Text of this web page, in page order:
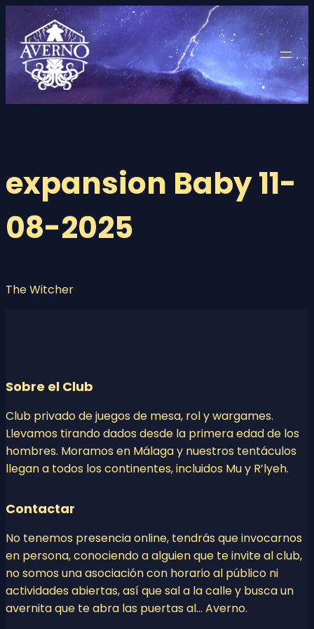
contenido
expansion Baby 11-
08-2025
The Witcher
Sobre el Club
Club privado de juegos de mesa, rol y wargames.
Llevamos tirando dados desde la primera edad de los
hombres. Moramos en Málaga y nuestros tentáculos
llegan a todos los continentes, incluidos Mu y R’lyeh.
Contactar
No tenemos presencia online, tendrás que invocarnos
en persona, conociendo a alguien que te invite al club,
no somos una asociación con horario al público ni
actividades abiertas, así que sal a la calle y busca un
avernita que te abra las puertas al… Averno.